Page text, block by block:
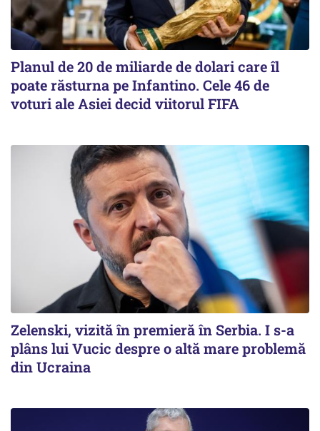
Planul de 20 de miliarde de dolari care îl
poate răsturna pe Infantino. Cele 46 de
voturi ale Asiei decid viitorul FIFA
Zelenski, vizită în premieră în Serbia. I s-a
plâns lui Vucic despre o altă mare problemă
din Ucraina